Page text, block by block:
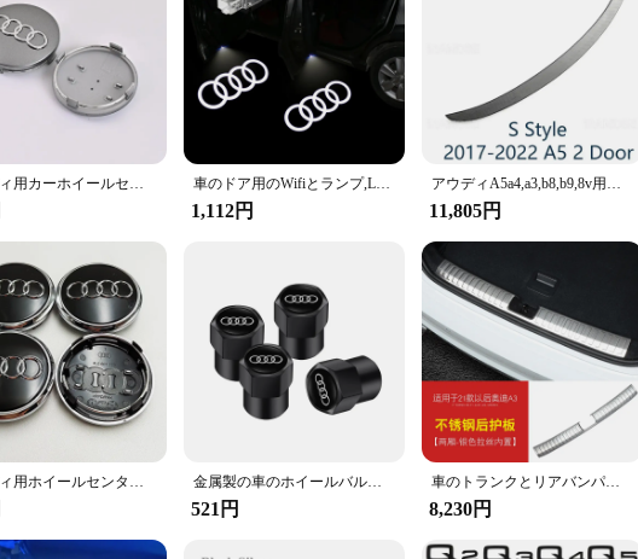
in maintaining the performance and longevity of your vehicle's engine. This oil
flow. It is designed to work seamlessly with the Audi A4 B6, providing a perfect fit and
engine, reduced wear, and improved fuel efficiency.
performance; it's also about convenience. The filter's compact design makes it easy
necessary components for a complete oil change, making it a reliable choice for both
trust it to deliver consistent performance over time.
car owner looking to maintain your vehicle's performance, the Audi A4 B6 Oil Element is
from routine oil changes to more extensive engine work. Its compatibility with the Audi
supplies. As a wholesale product, it is also ideal for vendors and suppliers
アウディ用カーホイールセンターキャップ,60mm, 61mm, 68mm, 69mm, 77mm,a1,a2,a3,a4,a5,a6,a7,a8,q2 q3,q4,q5,q7,s3,s4,s5,s6,s7,s8,rs3,rs5, Tt、4個 車のドア用のWifiとランプ,LED, HD,プロジェクター,ランプ,アウディ用の装飾ライト,a3,a4,b8,b7,a5,a6,c7,a7,a8,b9 b6、c6、q2、q3、q5
1,112円
アウディA5a4,a3,b8,b9,8v用の本物のカーボンリアスポイラー
11,805円
アウディ用ホイールセンター,リムカバー,ハブエンブレム,黒とグレー,カーアクセサリー,4l0601170,a3,a5,a4,a6,a7,q3,q5,q7,77mm、4個 金属製の車のホイールバルブキャップ,アウディカバーs6,s5,b8,c6,b9,a1,a2,a3,a4,a5,a5,a6,a7,a8,q1用カバーq2、q3、q4、q5、q6、q7、q8、tt、4個
521円
車のトランクとリアバンパープロテクター,アウディa3のステッカー,リアスカッフプレート,ドアシル,カーアクセサリー,2021, 2022, 2023
8,230円